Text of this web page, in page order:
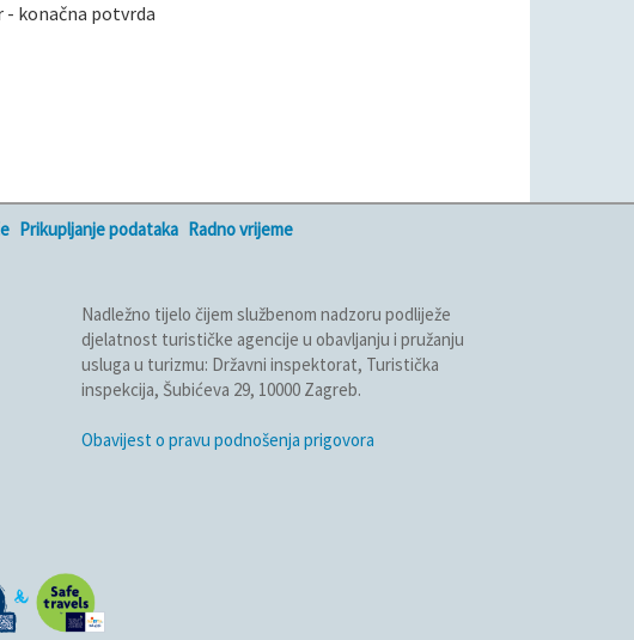
konačna potvrda
Prikupljanje podataka Radno vrijeme
Nadležno tijelo čijem službenom nadzoru podliježe
djelatnost turističke agencije u obavljanju i pružanju
usluga u turizmu: Državni inspektorat, Turistička
inspekcija, Šubićeva 29, 10000 Zagreb.
Obavijest o pravu podnošenja prigovora